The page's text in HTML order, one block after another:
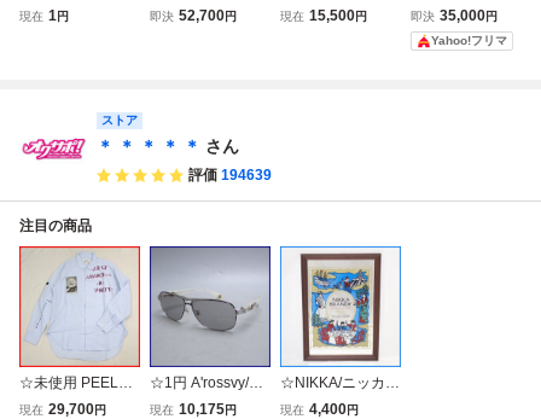
ルイヴィトン モノ
め掛け ブラウン P
VC レザー
現在 1円
スポンティーニ M
即決 52,700円
TON ルイヴィトン
現在 15,500円
ルイヴィトン モノ
グラム スポンティ
ーニ ハンドバッグ
即決 35,000円
Yahoo!フリマ
ストア
＊ ＊ ＊ ＊ ＊ さん
評価 194639
注目の商品
☆未使用 PEEL&LI
FT/ピール&リフト
現在 29,700円
☆1円 A'rossvy/ロ
ズヴィ サングラス
現在 10,175円
☆NIKKA/ニッカ
ブランデー X.O パ
現在 4,400円